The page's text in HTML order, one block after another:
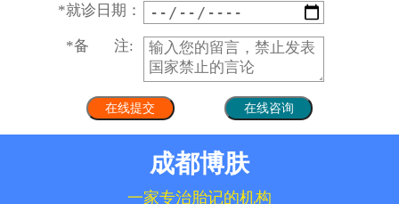
*就诊日期：
*备 注:
成都博肤
一家专治胎记的机构